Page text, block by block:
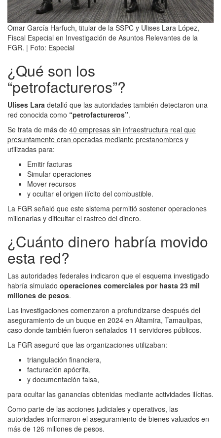
Omar García Harfuch, titular de la SSPC y Ulises Lara López,
Fiscal Especial en Investigación de Asuntos Relevantes de la
FGR. | Foto: Especial
¿Qué son los
“petrofactureros”?
Ulises Lara detalló que las autoridades también detectaron una
red conocida como “petrofactureros”.
Se trata de más de 40 empresas sin infraestructura real que
presuntamente eran operadas mediante prestanombres y
utilizadas para:
Emitir facturas
Simular operaciones
Mover recursos
y ocultar el origen ilícito del combustible.
La FGR señaló que este sistema permitió sostener operaciones
millonarias y dificultar el rastreo del dinero.
¿Cuánto dinero habría movido
esta red?
Las autoridades federales indicaron que el esquema investigado
habría simulado operaciones comerciales por hasta 23 mil
millones de pesos.
Las investigaciones comenzaron a profundizarse después del
aseguramiento de un buque en 2024 en Altamira, Tamaulipas,
caso donde también fueron señalados 11 servidores públicos.
La FGR aseguró que las organizaciones utilizaban:
triangulación financiera,
facturación apócrifa,
y documentación falsa,
para ocultar las ganancias obtenidas mediante actividades ilícitas.
Como parte de las acciones judiciales y operativos, las
autoridades informaron el aseguramiento de bienes valuados en
más de 126 millones de pesos.